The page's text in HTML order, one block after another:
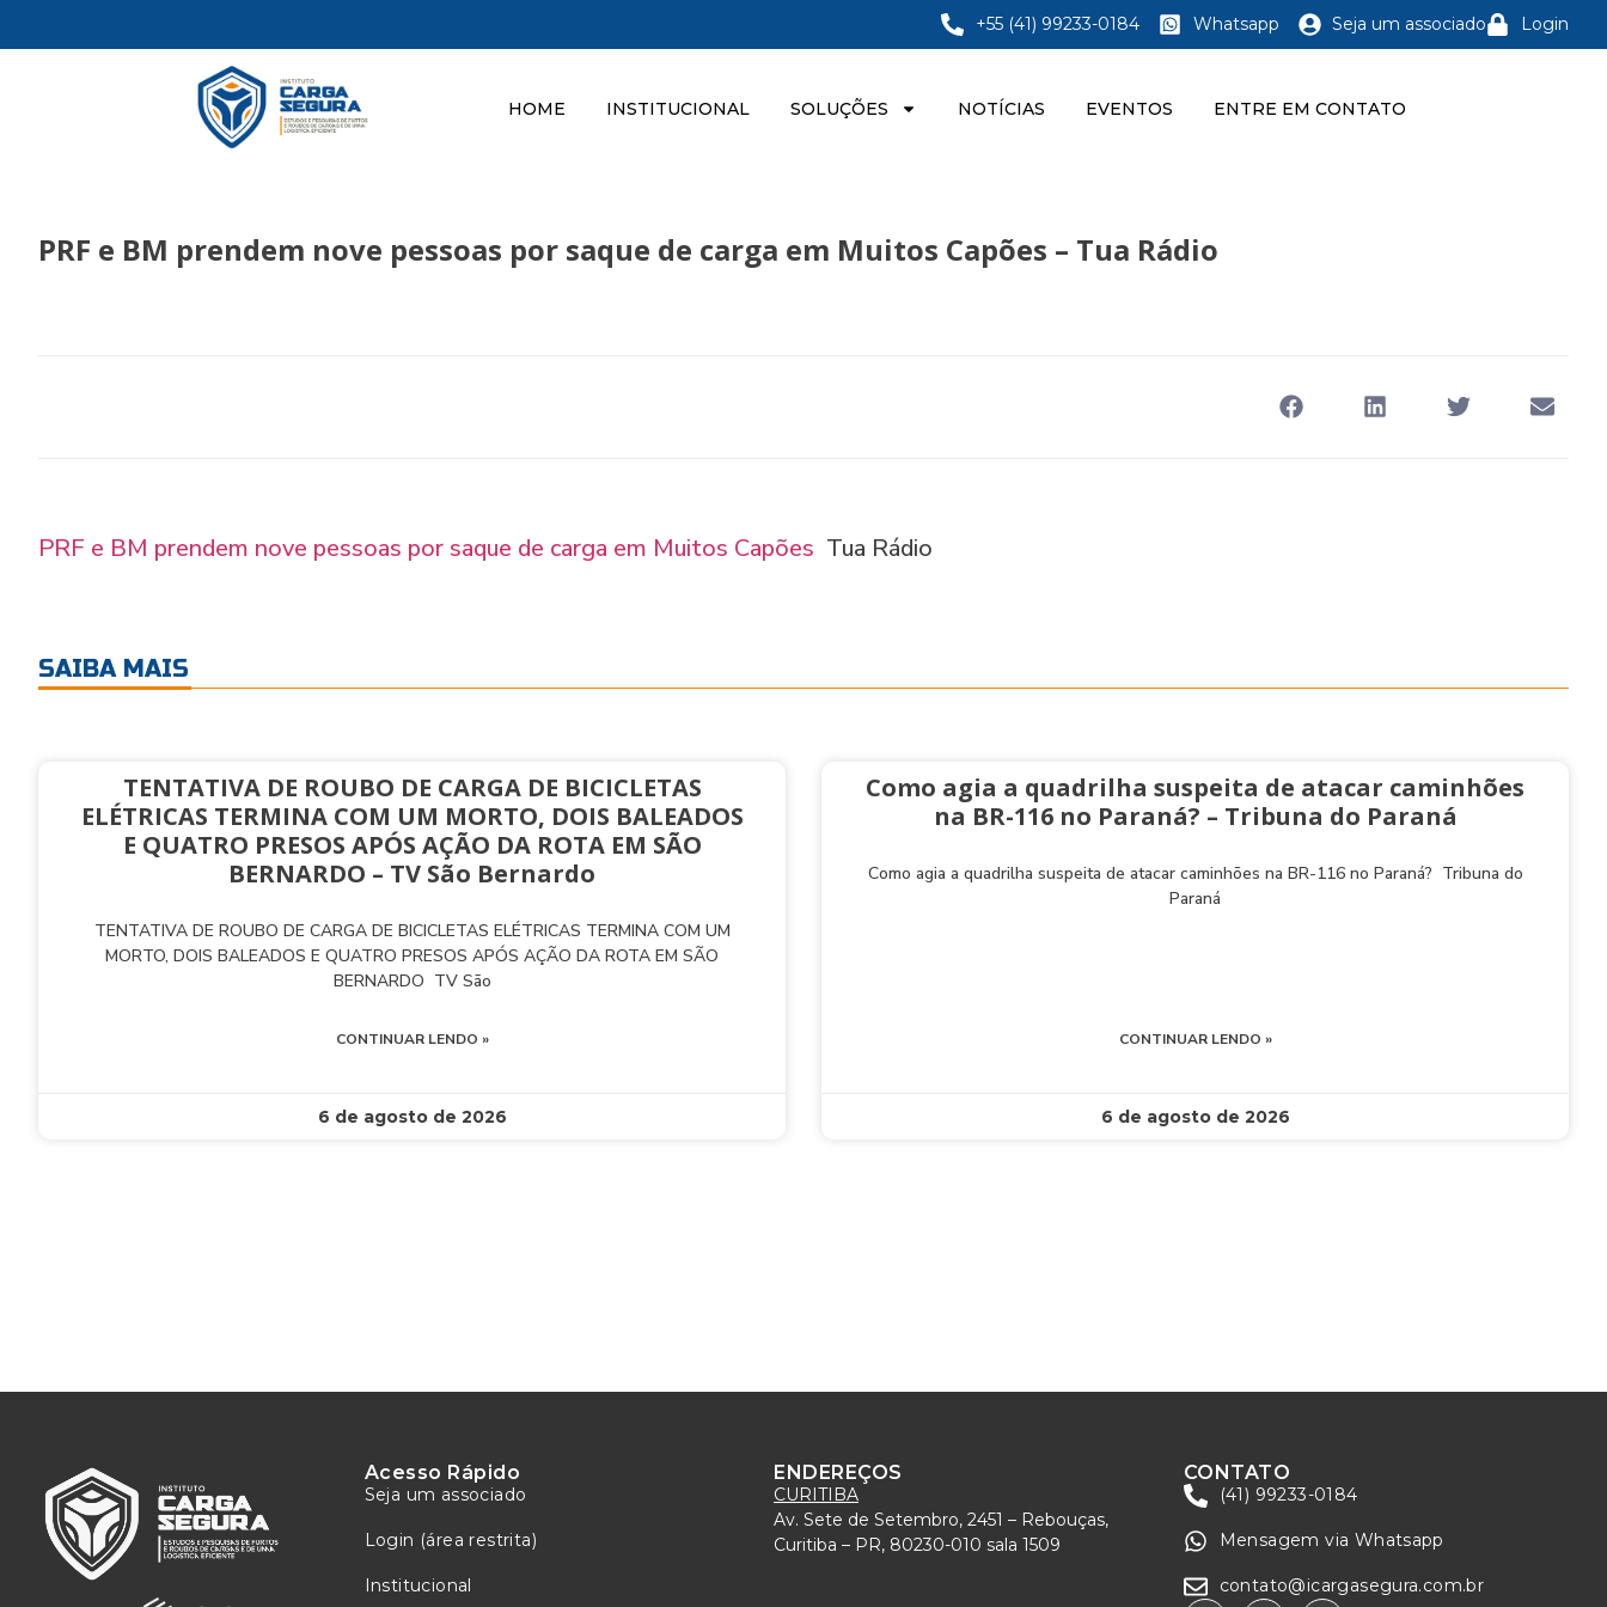
+55 (41) 99233-0184 Whatsapp Seja um associado Login
HOME INSTITUCIONAL SOLUÇÕES NOTÍCIAS EVENTOS ENTRE EM CONTATO
PRF e BM prendem nove pessoas por saque de carga em Muitos Capões – Tua Rádio
PRF e BM prendem nove pessoas por saque de carga em Muitos Capões Tua Rádio
SAIBA MAIS
TENTATIVA DE ROUBO DE CARGA DE BICICLETAS
ELÉTRICAS TERMINA COM UM MORTO, DOIS BALEADOS
E QUATRO PRESOS APÓS AÇÃO DA ROTA EM SÃO
BERNARDO – TV São Bernardo
TENTATIVA DE ROUBO DE CARGA DE BICICLETAS ELÉTRICAS TERMINA COM UM
MORTO, DOIS BALEADOS E QUATRO PRESOS APÓS AÇÃO DA ROTA EM SÃO
BERNARDO TV São
CONTINUAR LENDO »
6 de agosto de 2026
Como agia a quadrilha suspeita de atacar caminhões
na BR-116 no Paraná? – Tribuna do Paraná
Como agia a quadrilha suspeita de atacar caminhões na BR-116 no Paraná? Tribuna do
Paraná
CONTINUAR LENDO »
6 de agosto de 2026
Acesso Rápido
Seja um associado
Login (área restrita)
Institucional
ENDEREÇOS
CURITIBA
Av. Sete de Setembro, 2451 – Rebouças,
Curitiba – PR, 80230-010 sala 1509
CONTATO
(41) 99233-0184
Mensagem via Whatsapp
contato@icargasegura.com.br